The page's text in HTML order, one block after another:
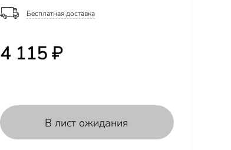
Бесплатная доставка
4 115 ₽
В лист ожидания